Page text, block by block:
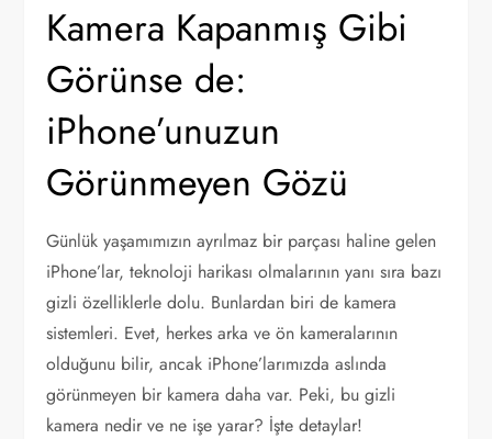
Kamera Kapanmış Gibi
Görünse de:
iPhone’unuzun
Görünmeyen Gözü
Günlük yaşamımızın ayrılmaz bir parçası haline gelen
iPhone’lar, teknoloji harikası olmalarının yanı sıra bazı
gizli özelliklerle dolu. Bunlardan biri de kamera
sistemleri. Evet, herkes arka ve ön kameralarının
olduğunu bilir, ancak iPhone’larımızda aslında
görünmeyen bir kamera daha var. Peki, bu gizli
kamera nedir ve ne işe yarar? İşte detaylar!